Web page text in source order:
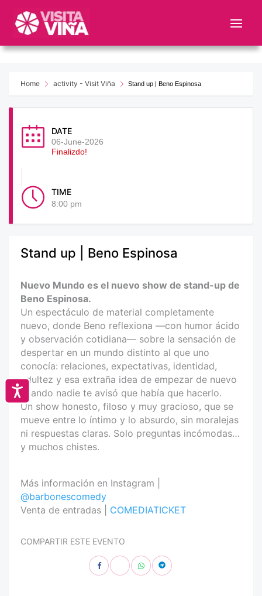
este
web
sistema
Accesibilidad
Home activity - Visit Viña Stand up | Beno Espinosa
DATE
06-June-2026
Finalizdo!
TIME
8:00 pm
Stand up | Beno Espinosa
Nuevo Mundo es el nuevo show de stand-up de
Beno Espinosa.
Un espectáculo de material completamente
nuevo, donde Beno reflexiona —con humor ácido
y observación cotidiana— sobre la sensación de
despertar en un mundo distinto al que uno
conocía: relaciones, expectativas, identidad,
adultez y esa extraña idea de empezar de nuevo
cuando nadie te avisó que había que hacerlo.
Un show honesto, filoso y muy gracioso, que se
mueve entre lo íntimo y lo absurdo, sin moralejas
ni respuestas claras. Solo preguntas incómodas…
y muchos chistes.
Más información en Instagram |
@barbonescomedy
Venta de entradas | COMEDIATICKET
COMPARTIR ESTE EVENTO